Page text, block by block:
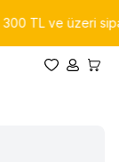
300 TL ve üzeri
Favorilerim
Hesabım